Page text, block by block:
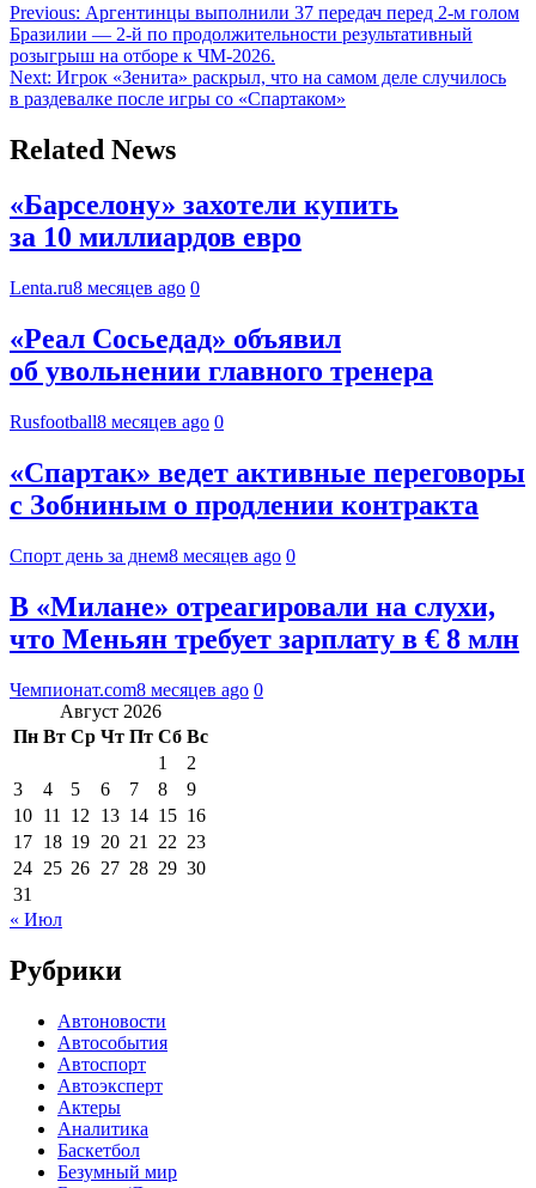
Previous: Аргентинцы выполнили 37 передач перед 2-м голом
Бразилии — 2-й по продолжительности результативный
розыгрыш на отборе к ЧМ-2026.
Next: Игрок «Зенита» раскрыл, что на самом деле случилось
в раздевалке после игры со «Спартаком»
Related News
«Барселону» захотели купить
за 10 миллиардов евро
Lenta.ru8 месяцев ago 0
«Реал Сосьедад» объявил
об увольнении главного тренера
Rusfootball8 месяцев ago 0
«Спартак» ведет активные переговоры
с Зобниным о продлении контракта
Спорт день за днем8 месяцев ago 0
В «Милане» отреагировали на слухи,
что Меньян требует зарплату в € 8 млн
Чемпионат.com8 месяцев ago 0
Август 2026
Пн Вт Ср Чт Пт Сб Вс
1
2
3
4 5 6 7 8
9
10 11 12 13 14 15 16
17 18 19 20 21 22 23
24 25 26 27 28 29 30
31
« Июл
Рубрики
Автоновости
Автособытия
Автоспорт
Автоэксперт
Актеры
Аналитика
Баскетбол
Безумный мир